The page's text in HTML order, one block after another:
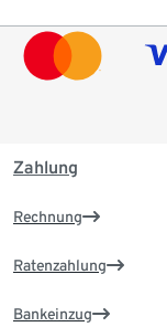
Zahlung
Rechnung
Ratenzahlung
Bankeinzug